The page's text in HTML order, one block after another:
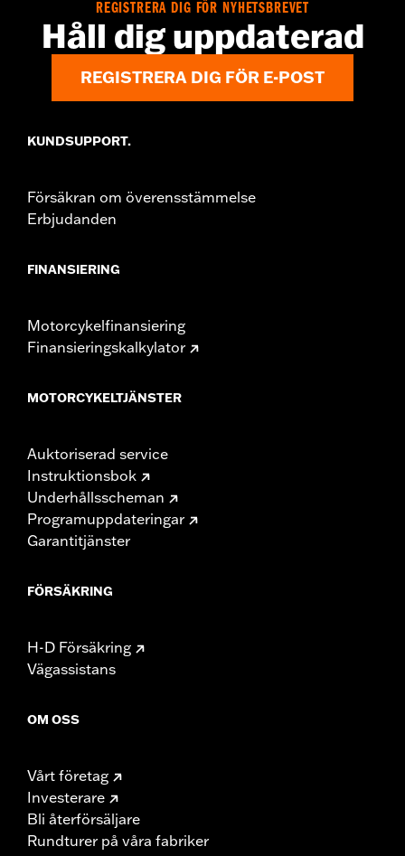
WARRANTY:
1 year limited warranty – Go towww.h-
d.com/warranty
for full details
REGISTRERA DIG FÖR NYHETSBREVET
Håll dig uppdaterad
REGISTRERA DIG FÖR E-POST
KUNDSUPPORT.
Försäkran om överensstämmelse
Erbjudanden
FINANSIERING
Motorcykelfinansiering
Finansieringskalkylator
MOTORCYKELTJÄNSTER
Auktoriserad service
Instruktionsbok
Underhållsscheman
Programuppdateringar
Garantitjänster
FÖRSÄKRING
H-D Försäkring
Vägassistans
OM OSS
Vårt företag
Investerare
Bli återförsäljare
Rundturer på våra fabriker